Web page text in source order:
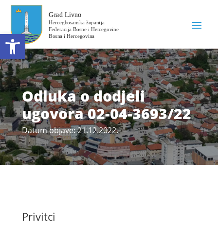
Open toolbar
Odluka o dodjeli
ugovora 02-04-3693/22
Datum objave: 21.12.2022.
Privitci